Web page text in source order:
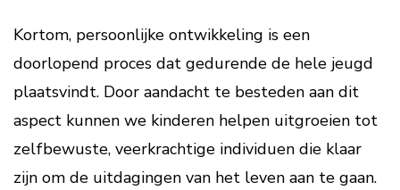
Kortom, persoonlijke ontwikkeling is een
doorlopend proces dat gedurende de hele jeugd
plaatsvindt. Door aandacht te besteden aan dit
aspect kunnen we kinderen helpen uitgroeien tot
zelfbewuste, veerkrachtige individuen die klaar
zijn om de uitdagingen van het leven aan te gaan.